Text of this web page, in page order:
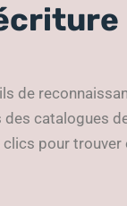
de
catalogues
clics pour